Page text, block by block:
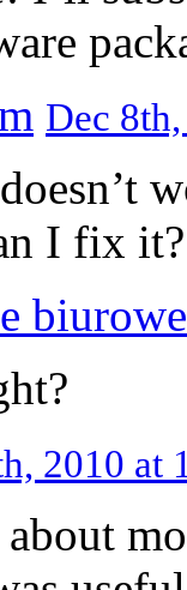
Dec
I fix it?
biurowe
2010 at